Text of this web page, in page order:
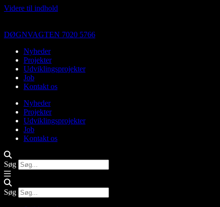
Videre til indhold
DØGNVAGTEN 7020 5766
Nyheder
Projekter
Udviklingsprojekter
Job
Kontakt os
Nyheder
Projekter
Udviklingsprojekter
Job
Kontakt os
Søg
Søg